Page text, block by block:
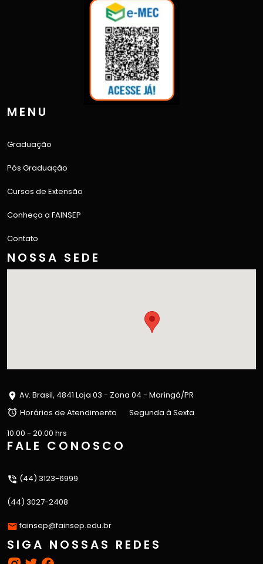
MENU
Graduação
Pós Graduação
Cursos de Extensão
Conheça a FAINSEP
Contato
NOSSA SEDE
Av. Brasil, 4841 Loja 03 - Zona 04 - Maringá/PR
Horários de Atendimento
Segunda à Sexta
10:00 - 20:00 hrs
FALE CONOSCO
(44) 3123-6999
(44) 3027-2408
fainsep@fainsep.edu.br
SIGA NOSSAS REDES